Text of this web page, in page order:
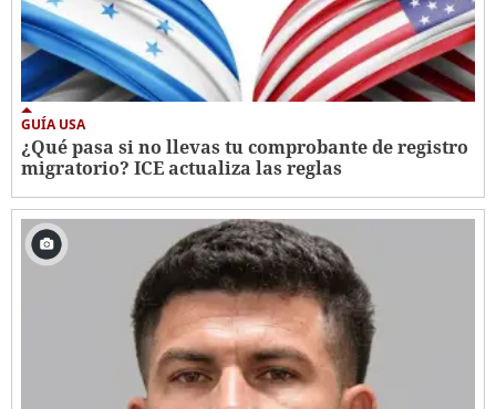
GUÍA USA
¿Qué pasa si no llevas tu comprobante de registro
migratorio? ICE actualiza las reglas